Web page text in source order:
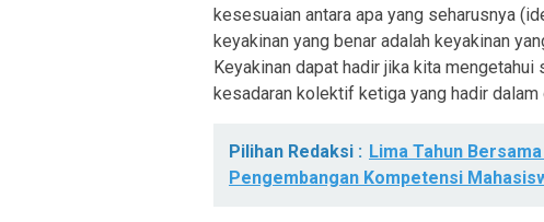
kesesuaian antara apa yang seharusnya
keyakinan yang benar adalah keyakinan
Keyakinan dapat hadir jika kita
kesadaran kolektif ketiga yang hadir
Pilihan Redaksi : Lima Tahun
Pengembangan Kompetensi